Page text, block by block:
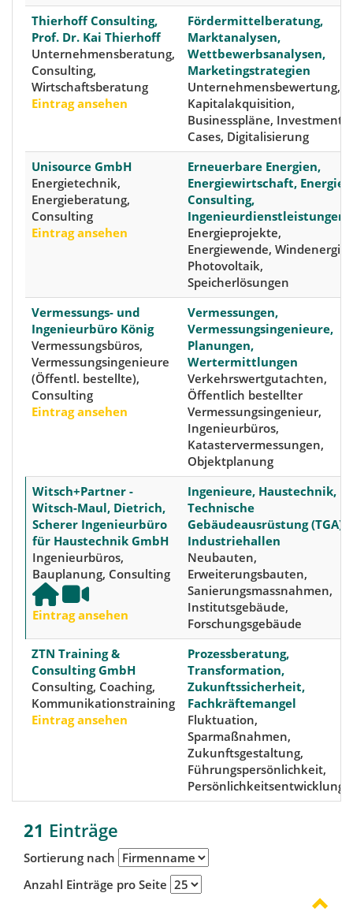
Thierhoff Consulting,
Prof. Dr. Kai Thierhoff
Unternehmensberatung,
Consulting,
Wirtschaftsberatung
Eintrag ansehen
Fördermittelberatung,
Marktanalysen,
Wettbewerbsanalysen,
Marketingstrategien
Unternehmensbewertung,
Kapitalakquisition,
Businesspläne, Investment
Cases, Digitalisierung
Unisource GmbH
Energietechnik,
Energieberatung,
Consulting
Eintrag ansehen
Erneuerbare Energien,
Energiewirtschaft, Energie-
Consulting,
Ingenieurdienstleistungen
Energie­projekte,
Energiewende, Windenergie,
Photovoltaik,
Speicherlösungen
Vermessungs- und
Ingenieurbüro König
Vermessungsbüros,
Vermessungsingenieure
(Öffentl. bestellte),
Consulting
Eintrag ansehen
Vermessungen,
Vermessungsingenieure,
Planungen,
Wertermittlungen
Verkehrswertgutachten,
Öffentlich bestellter
Vermessungsingenieur,
Ingenieurbüros,
Katastervermessungen,
Objektplanung
Witsch+Partner -
Witsch-Maul, Dietrich,
Scherer Ingenieurbüro
für Haustechnik GmbH
Ingenieurbüros,
Bauplanung, Consulting
Eintrag ansehen
Ingenieure, Haustechnik,
Technische
Gebäudeausrüstung (TGA),
Industriehallen
Neubauten,
Erweiterungsbauten,
Sanierungsmassnahmen,
Institutsgebäude,
Forschungsgebäude
ZTN Training &
Consulting GmbH
Consulting, Coaching,
Kommunikationstraining
Eintrag ansehen
Prozessberatung,
Transformation,
Zukunftssicherheit,
Fachkräftemangel
Fluktuation,
Sparmaßnahmen,
Zukunftsgestaltung,
Führungspersönlichkeit,
Persönlichkeitsentwicklung
21 Einträge
Sortierung nach
Anzahl Einträge pro Seite